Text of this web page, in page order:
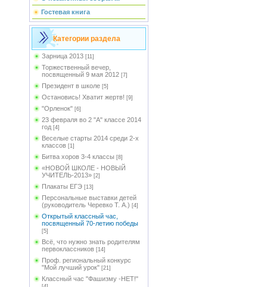
Гостевая книга
Категории раздела
Зарница 2013 [11]
Торжественный вечер,
посвященный 9 мая 2012 [7]
Президент в школе [5]
Остановись! Хватит жертв! [9]
"Орленок" [6]
23 февраля во 2 "А" классе 2014
год [4]
Веселые старты 2014 среди 2-х
классов [1]
Битва хоров 3-4 классы [8]
«НОВОЙ ШКОЛЕ - НОВЫЙ
УЧИТЕЛЬ-2013» [2]
Плакаты ЕГЭ [13]
Персональные выставки детей
(руководитель Черевко Т. А.) [4]
Открытый классный час,
посвященный 70-летию победы
[5]
Всё, что нужно знать родителям
первоклассников [14]
Проф. региональный конкурс
"Мой лучший урок" [21]
Классный час "Фашизму -НЕТ!"